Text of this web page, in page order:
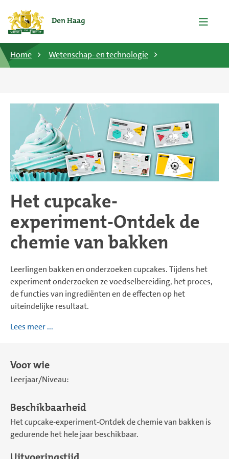
Home Wetenschap- en technologie
Het cupcake-
experiment-Ontdek de
chemie van bakken
Leerlingen bakken en onderzoeken cupcakes. Tijdens het
experiment onderzoeken ze voedselbereiding, het proces,
de functies van ingrediënten en de effecten op het
uiteindelijke resultaat.
Lees meer ...
Voor wie
Leerjaar/Niveau:
Beschikbaarheid
Het cupcake-experiment-Ontdek de chemie van bakken is
gedurende het hele jaar beschikbaar.